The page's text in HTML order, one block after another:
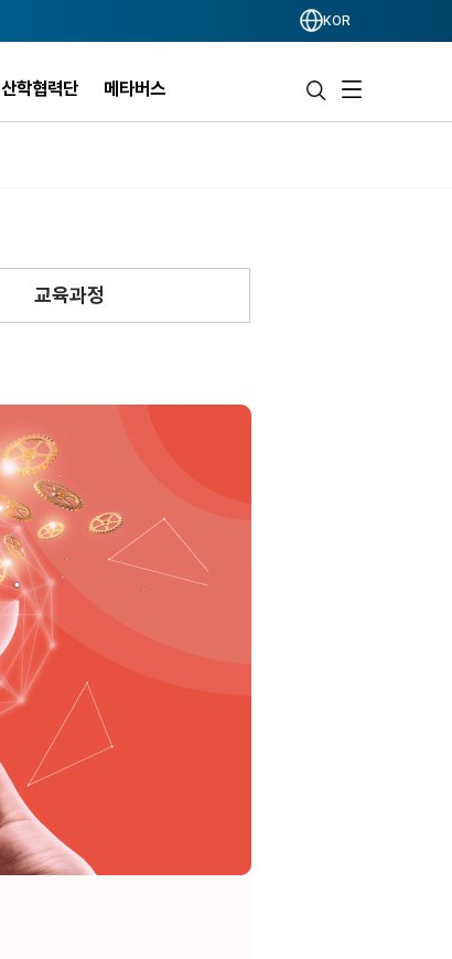
KOR
산학협력단 메타버스
교육과정